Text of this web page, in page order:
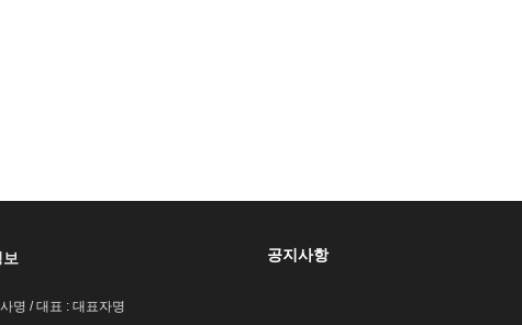
명 / 대표 : 대표자명
공지사항